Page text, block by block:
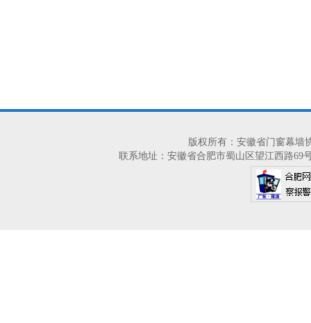
版权所有：安徽省门窗幕墙
联系地址：安徽省合肥市蜀山区望江西路69